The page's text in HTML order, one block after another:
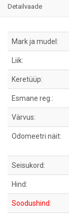
Detailvaade
Mark ja mudel:
Liik:
Keretüüp:
Esmane reg.:
Värvus:
Odomeetri näit:
Seisukord:
Hind:
Soodushind: